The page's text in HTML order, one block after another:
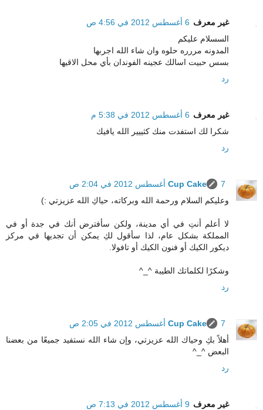
غير معرف 6 أغسطس 2012 في 4:56 ص
السسلام عليكم
المدونه مررره حلوه وان شاء الله اجربها
بسس حبيت اسالك عجينه الفوندان بأي محل الاقيها
رد
غير معرف 6 أغسطس 2012 في 5:38 م
شكرا لك استفدت منك كثييير الله يافيك
رد
Cup Cake
7 أغسطس 2012 في 2:04 ص
وعليكم السلام ورحمة الله وبركاته، حياكِ الله عزيزتي :)
لا أعلم أنتِ في أي مدينة، ولكن سأفترض أنك في جدة أو في
المملكة بشكل عام، لذا سأقول لكِ يمكن أن تجديها في مركز
ديكور الكيك أو فنون الكيك أو تافولا.
وشكرًا لكلماتك الطيبة ^_^
رد
Cup Cake
7 أغسطس 2012 في 2:05 ص
أهلاً بكِ وحياك الله عزيزتي، وإن شاء الله نستفيد جميعًا من بعضنا
البعض ^_^
رد
غير معرف 9 أغسطس 2012 في 7:13 ص